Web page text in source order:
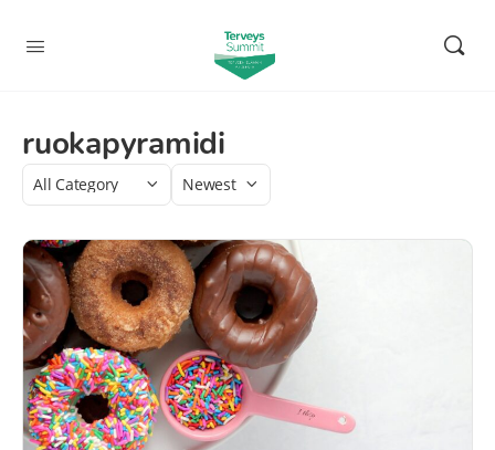
ruokapyramidi
Category
Sort